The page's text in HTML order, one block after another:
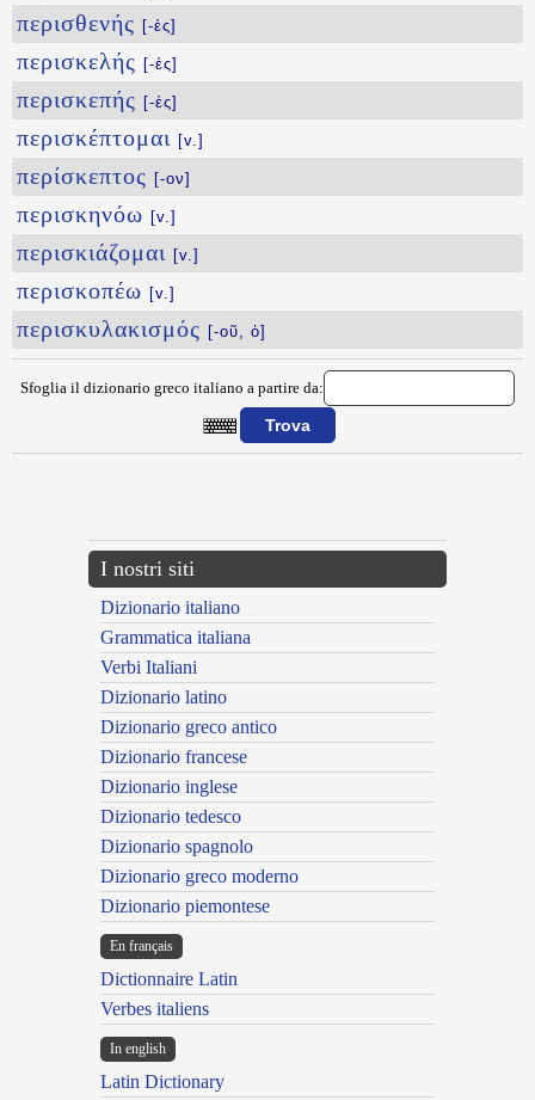
περισθενής [-ές]
περισκελής [-ές]
περισκεπής [-ές]
περισκέπτομαι [v.]
περίσκεπτος [-ον]
περισκηνόω [v.]
περισκιάζομαι [v.]
περισκοπέω [v.]
περισκυλακισμός [-οῦ, ὁ]
Sfoglia il dizionario greco italiano a partire da:
I nostri siti
Dizionario italiano
Grammatica italiana
Verbi Italiani
Dizionario latino
Dizionario greco antico
Dizionario francese
Dizionario inglese
Dizionario tedesco
Dizionario spagnolo
Dizionario greco moderno
Dizionario piemontese
En français
Dictionnaire Latin
Verbes italiens
In english
Latin Dictionary